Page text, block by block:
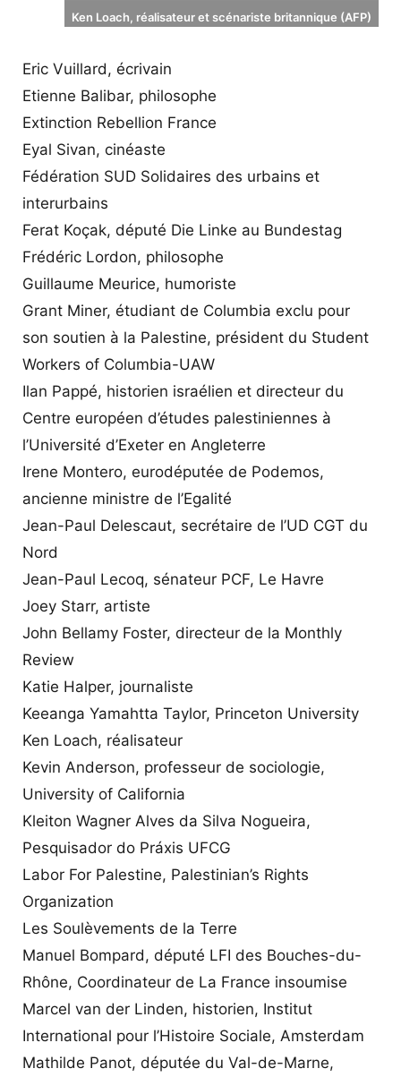
Ken Loach, réalisateur et scénariste britannique (AFP)
Eric Vuillard, écrivain
Etienne Balibar, philosophe
Extinction Rebellion France
Eyal Sivan, cinéaste
Fédération SUD Solidaires des urbains et
interurbains
Ferat Koçak, député Die Linke au Bundestag
Frédéric Lordon, philosophe
Guillaume Meurice, humoriste
Grant Miner, étudiant de Columbia exclu pour
son soutien à la Palestine, président du Student
Workers of Columbia-UAW
Ilan Pappé, historien israélien et directeur du
Centre européen d’études palestiniennes à
l’Université d’Exeter en Angleterre
Irene Montero, eurodéputée de Podemos,
ancienne ministre de l’Egalité
Jean-Paul Delescaut, secrétaire de l’UD CGT du
Nord
Jean-Paul Lecoq, sénateur PCF, Le Havre
Joey Starr, artiste
John Bellamy Foster, directeur de la Monthly
Review
Katie Halper, journaliste
Keeanga Yamahtta Taylor, Princeton University
Ken Loach, réalisateur
Kevin Anderson, professeur de sociologie,
University of California
Kleiton Wagner Alves da Silva Nogueira,
Pesquisador do Práxis UFCG
Labor For Palestine, Palestinian’s Rights
Organization
Les Soulèvements de la Terre
Manuel Bompard, député LFI des Bouches-du-
Rhône, Coordinateur de La France insoumise
Marcel van der Linden, historien, Institut
International pour l’Histoire Sociale, Amsterdam
Mathilde Panot, députée du Val-de-Marne,